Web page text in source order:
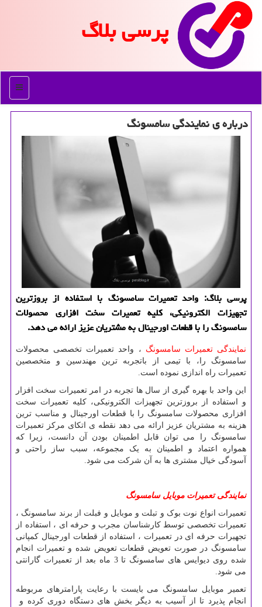
پرسی بلاگ
منو
درباره ی نمایندگی سامسونگ
پرسی بلاگ: واحد تعمیرات سامسونگ با استفاده از بروزترین
تجهیزات الكترونیكی، كلیه تعمیرات سخت افزاری محصولات
سامسونگ را با قطعات اورجینال به مشتریان عزیز ارائه می دهد.
نمایندگی تعمیرات سامسونگ ، واحد تعمیرات تخصصی محصولات
سامسونگ را، با تیمی از باتجربه ترین مهندسین و متخصصین
تعمیرات راه اندازی نموده است.
این واحد با بهره گیری از سال ها تجربه در امر تعمیرات سخت افزار
و استفاده از بروزترین تجهیزات الکترونیکی، کلیه تعمیرات سخت
افزاری محصولات سامسونگ را با قطعات اورجینال و مناسب ترین
هزینه به مشتریان عزیز ارائه می دهد نقطه ی اتکای مرکز تعمیرات
سامسونگ را می توان قابل اطمینان بودن آن دانست، زیرا که
همواره اعتماد و اطمینان به یک مجموعه، سبب ساز راحتی و
آسودگی خیال مشتری ها به آن شرکت می شود.
نمایندگی تعمیرات موبایل سامسونگ
تعمیرات انواع نوت بوک و تبلت و موبایل و فبلت از برند سامسونگ ،
تعمیرات تخصصی توسط کارشناسان مجرب و حرفه ای ، استفاده از
تجهیرات حرفه ای در تعمیرات ، استفاده از قطعات اورجینال کمپانی
سامسونگ در صورت تعویض قطعات تعویض شده و تعمیرات انجام
شده روی دیوایس های سامسونگ تا 3 ماه بعد از تعمیرات گارانتی
می شود.
تعمیر موبایل سامسونگ می بایست با رعایت پارامترهای مربوطه
انجام پذیرد تا از آسیب به دیگر بخش های دستگاه دوری کرده و